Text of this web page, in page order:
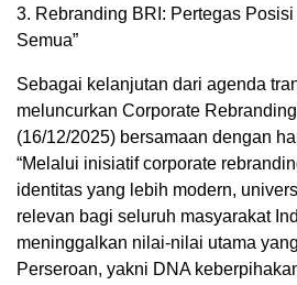
3. Rebranding BRI: Pertegas Posisi
Semua”
Sebagai kelanjutan dari agenda
meluncurkan Corporate
(16/12/2025) bersamaan dengan
“Melalui inisiatif corporate
identitas yang lebih modern,
relevan bagi seluruh masyarakat
meninggalkan nilai-nilai utama
Perseroan, yakni DNA